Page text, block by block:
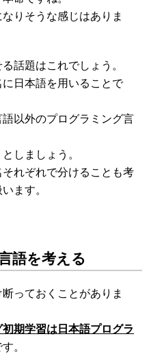
りそうな感じはありま
話題はこれでしょう。
日本語を用いることで
以外のプログラミング言
としましょう。
れぞれで分けることも考
ます。
語を考える
っておくことがありま
期学習は日本語プログラ
。